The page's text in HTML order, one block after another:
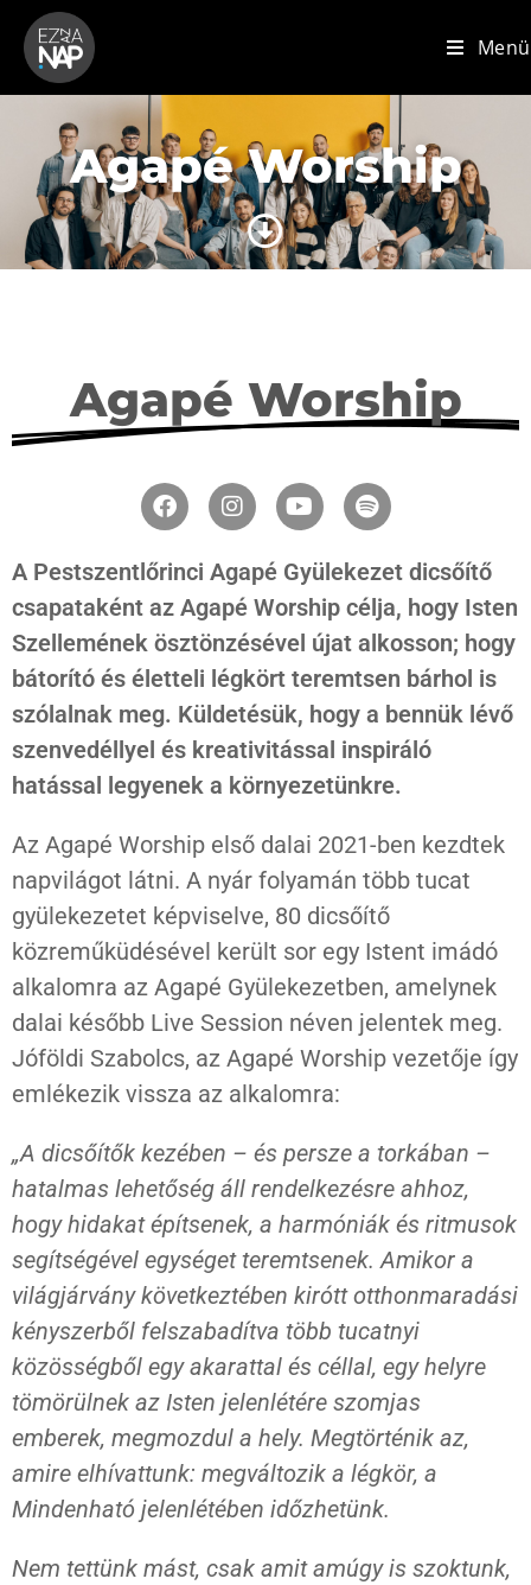
Menü
Agapé Worship
Agapé Worship
A Pestszentlőrinci Agapé Gyülekezet dicsőítő
csapataként az Agapé Worship célja, hogy Isten
Szellemének ösztönzésével újat alkosson; hogy
bátorító és életteli légkört teremtsen bárhol is
szólalnak meg. Küldetésük, hogy a bennük lévő
szenvedéllyel és kreativitással inspiráló
hatással legyenek a környezetünkre.
Az Agapé Worship első dalai 2021-ben kezdtek
napvilágot látni. A nyár folyamán több tucat
gyülekezetet képviselve, 80 dicsőítő
közreműküdésével került sor egy Istent imádó
alkalomra az Agapé Gyülekezetben, amelynek
dalai később Live Session néven jelentek meg.
Jóföldi Szabolcs, az Agapé Worship vezetője így
emlékezik vissza az alkalomra:
„A dicsőítők kezében – és persze a torkában –
hatalmas lehetőség áll rendelkezésre ahhoz,
hogy hidakat építsenek, a harmóniák és ritmusok
segítségével egységet teremtsenek. Amikor a
világjárvány következtében kirótt otthonmaradási
kényszerből felszabadítva több tucatnyi
közösségből egy akarattal és céllal, egy helyre
tömörülnek az Isten jelenlétére szomjas
emberek, megmozdul a hely. Megtörténik az,
amire elhívattunk: megváltozik a légkör, a
Mindenható jelenlétében időzhetünk.
Nem tettünk mást, csak amit amúgy is szoktunk,